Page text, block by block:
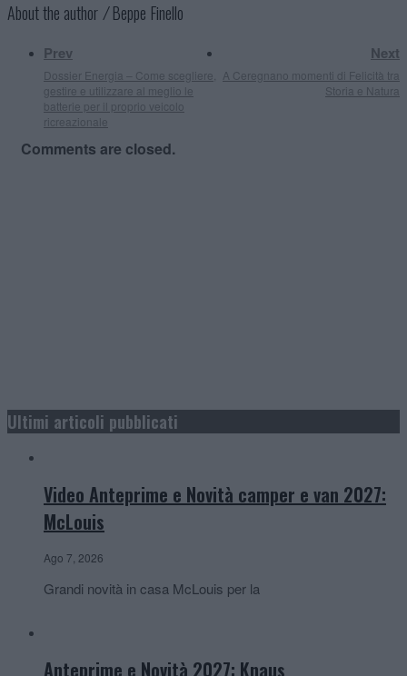
About the author ⁄Beppe Finello
Prev
Dossier Energia – Come scegliere,
gestire e utilizzare al meglio le
batterie per il proprio veicolo
ricreazionale
Next
A Ceregnano momenti di Felicità tra
Storia e Natura
Comments are closed.
Ultimi articoli pubblicati
Video Anteprime e Novità camper e van 2027:
McLouis
Ago 7, 2026
Grandi novità in casa McLouis per la
Anteprime e Novità 2027: Knaus